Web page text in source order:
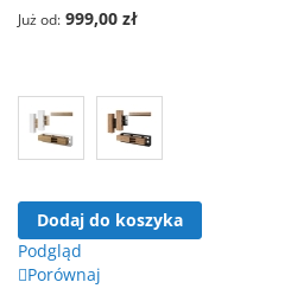
Już od 999,00 zł
Dodaj do koszyka
Podgląd
Porównaj